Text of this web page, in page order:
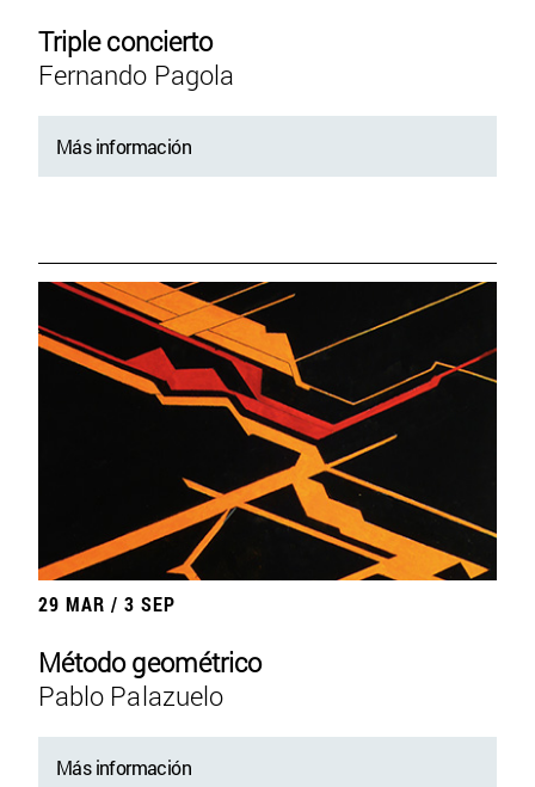
Triple concierto
Fernando Pagola
Más información
29 MAR / 3 SEP
Método geométrico
Pablo Palazuelo
Más información